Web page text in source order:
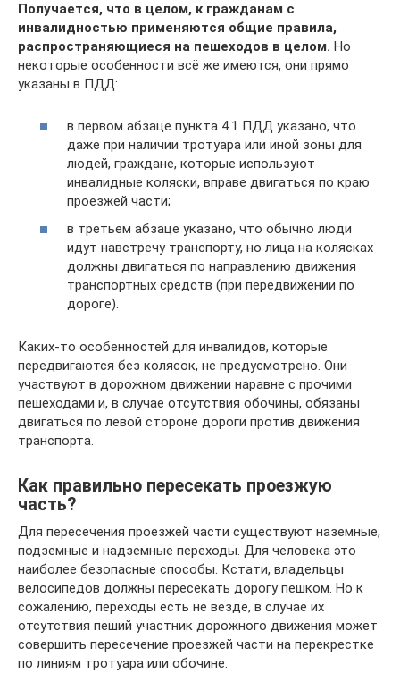
Получается, что в целом, к гражданам с
инвалидностью применяются общие правила,
распространяющиеся на пешеходов в целом. Но
некоторые особенности всё же имеются, они прямо
указаны в ПДД:
в первом абзаце пункта 4.1 ПДД указано, что
даже при наличии тротуара или иной зоны для
людей, граждане, которые используют
инвалидные коляски, вправе двигаться по краю
проезжей части;
в третьем абзаце указано, что обычно люди
идут навстречу транспорту, но лица на колясках
должны двигаться по направлению движения
транспортных средств (при передвижении по
дороге).
Каких-то особенностей для инвалидов, которые
передвигаются без колясок, не предусмотрено. Они
участвуют в дорожном движении наравне с прочими
пешеходами и, в случае отсутствия обочины, обязаны
двигаться по левой стороне дороги против движения
транспорта.
Как правильно пересекать проезжую
часть?
Для пересечения проезжей части существуют наземные,
подземные и надземные переходы. Для человека это
наиболее безопасные способы. Кстати, владельцы
велосипедов должны пересекать дорогу пешком. Но к
сожалению, переходы есть не везде, в случае их
отсутствия пеший участник дорожного движения может
совершить пересечение проезжей части на перекрестке
по линиям тротуара или обочине.